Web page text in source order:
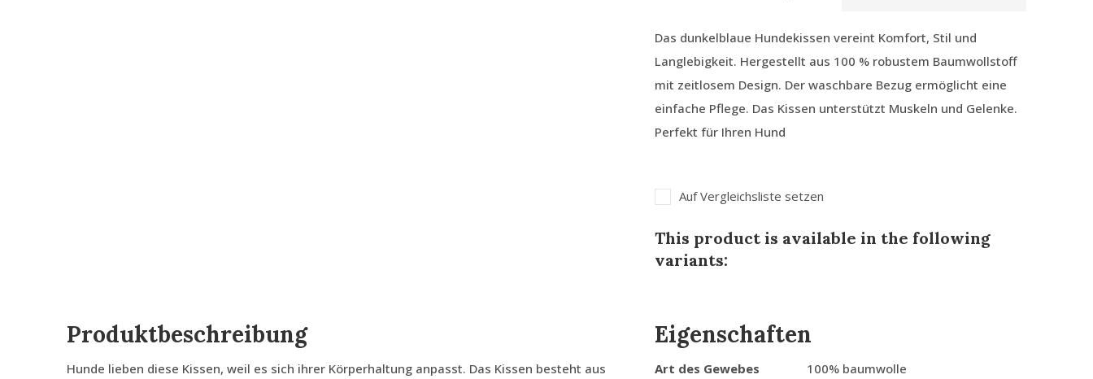
Das dunkelblaue Hundekissen vereint Komfort, Stil und
Langlebigkeit. Hergestellt aus 100 % robustem Baumwollstoff
mit zeitlosem Design. Der waschbare Bezug ermöglicht eine
einfache Pflege. Das Kissen unterstützt Muskeln und Gelenke.
Perfekt für Ihren Hund
Auf Vergleichsliste setzen
This product is available in the following
variants:
Produktbeschreibung
Hunde lieben diese Kissen, weil es sich ihrer Körperhaltung anpasst. Das Kissen besteht aus
Eigenschaften
Art des Gewebes
100% baumwolle